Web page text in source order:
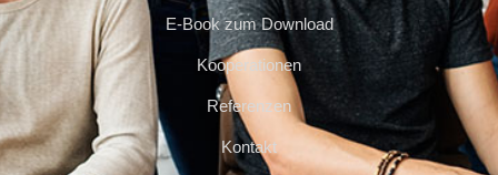
E-Book zum Download
Kooperationen
Referenzen
Kontakt